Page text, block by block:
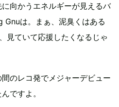
向かうエネルギーが見えるバ
Gnuは。まぁ、泥臭くはある
見ていて応援したくなるじゃ
間のレコ発でメジャーデビュー
ですよ。